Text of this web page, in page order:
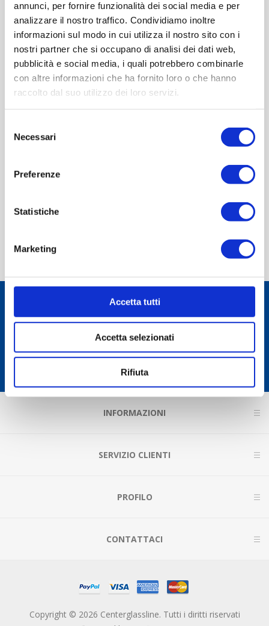
annunci, per fornire funzionalità dei social media e per
analizzare il nostro traffico. Condividiamo inoltre
informazioni sul modo in cui utilizza il nostro sito con i
nostri partner che si occupano di analisi dei dati web,
pubblicità e social media, i quali potrebbero combinarle
con altre informazioni che ha fornito loro o che hanno
raccolto dal suo utilizzo dei loro servizi.
delNecessari
Preferenze
Statistiche
Marketing
Accetta tutti
Accetta selezionati
Rifiuta
Ricevi la newsletter
INFORMAZIONI
SERVIZIO CLIENTI
PROFILO
CONTATTACI
Copyright © 2026 Centerglassline. Tutti i diritti riservati